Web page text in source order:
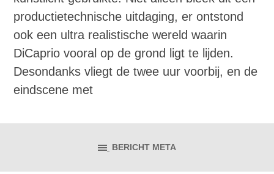
productietechnische uitdaging, er ontstond
ook een ultra realistische wereld waarin
DiCaprio vooral op de grond ligt te lijden.
Desondanks vliegt de twee uur voorbij, en de
eindscene met
BERICHT META